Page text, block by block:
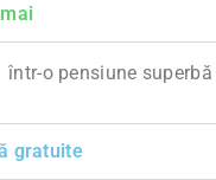
o pensiune
gratuite